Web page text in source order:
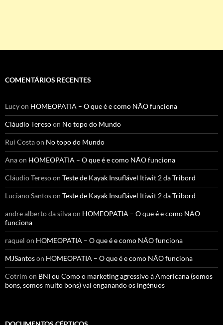
COMENTÁRIOS RECENTES
Lucyon HOMEOPATIA – O que é e como NÃO funciona
Cláudio Teresoon No topo do Mundo
Rui Costaon No topo do Mundo
Anaon HOMEOPATIA – O que é e como NÃO funciona
Cláudio Teresoon Teste de Kayak Insuflável Itiwit 2 da Tribord
Luciano Santoson Teste de Kayak Insuflável Itiwit 2 da Tribord
andre alberto da silvaon HOMEOPATIA – O que é e como NÃO
funciona
raquel on HOMEOPATIA – O que é e como NÃO funciona
MJSantoson HOMEOPATIA – O que é e como NÃO funciona
Cotrim on BNI ou Como o marketing agressivo à Americana (somos
bons, somos muito bons) vai enganando os ingénuos